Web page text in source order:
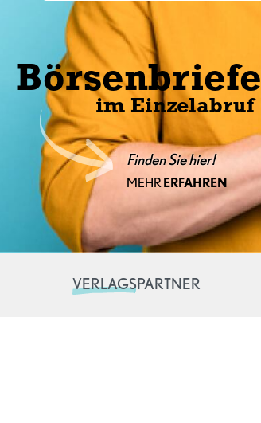
Börsenbriefe
im Einzelabruf
Finden Sie hier!
MEHR ERFAHREN
VERLAGSPARTNER